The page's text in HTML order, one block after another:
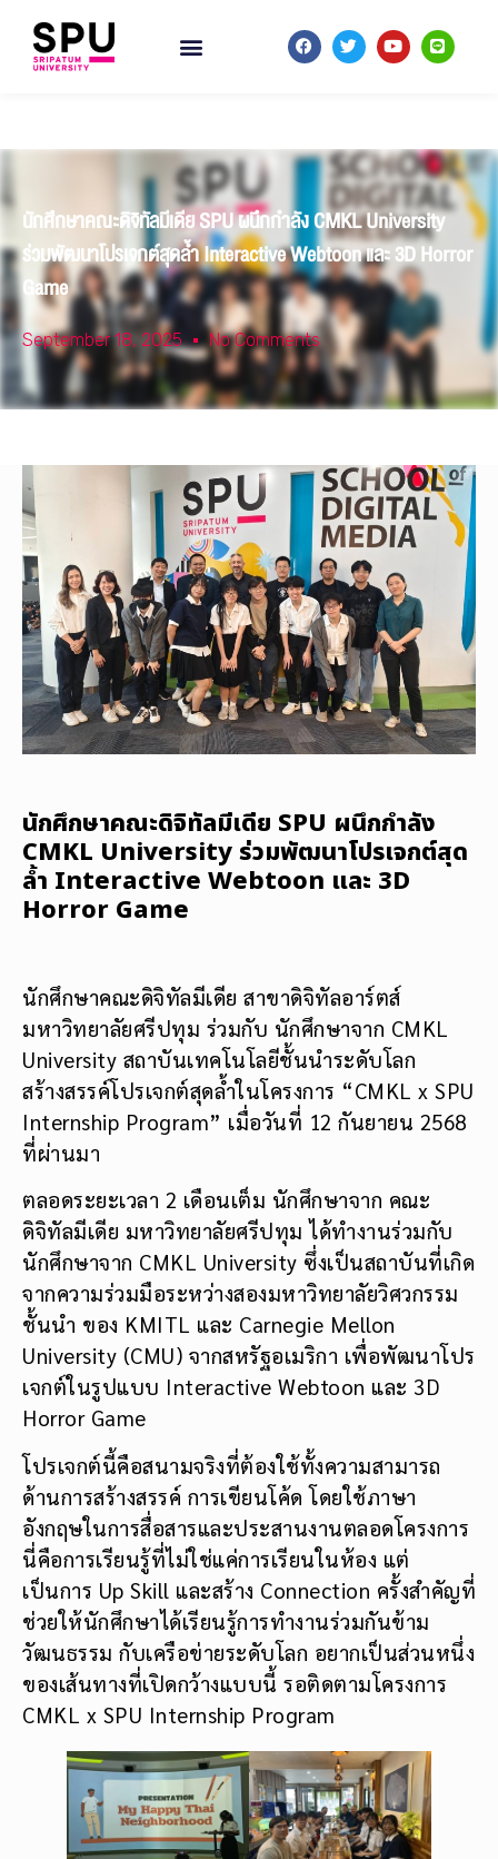
นักศึกษาคณะดิจิทัลมีเดีย SPU ผนึกกำลัง CMKL University
ร่วมพัฒนาโปรเจกต์สุดล้ำ Interactive Webtoon และ 3D Horror
Game
September 18, 2025 No Comments
นักศึกษาคณะดิจิทัลมีเดีย SPU ผนึกกำลัง
CMKL University ร่วมพัฒนาโปรเจกต์สุด
ล้ำ Interactive Webtoon และ 3D
Horror Game
นักศึกษาคณะดิจิทัลมีเดีย สาขาดิจิทัลอาร์ตส์
มหาวิทยาลัยศรีปทุม ร่วมกับ นักศึกษาจาก CMKL
University สถาบันเทคโนโลยีชั้นนำระดับโลก
สร้างสรรค์โปรเจกต์สุดล้ำในโครงการ “CMKL x SPU
Internship Program” เมื่อวันที่ 12 กันยายน 2568
ที่ผ่านมา
ตลอดระยะเวลา 2 เดือนเต็ม นักศึกษาจาก คณะ
ดิจิทัลมีเดีย มหาวิทยาลัยศรีปทุม ได้ทำงานร่วมกับ
นักศึกษาจาก CMKL University ซึ่งเป็นสถาบันที่เกิด
จากความร่วมมือระหว่างสองมหาวิทยาลัยวิศวกรรม
ชั้นนำ ของ KMITL และ Carnegie Mellon
University (CMU) จากสหรัฐอเมริกา เพื่อพัฒนาโปร
เจกต์ในรูปแบบ Interactive Webtoon และ 3D
Horror Game
โปรเจกต์นี้คือสนามจริงที่ต้องใช้ทั้งความสามารถ
ด้านการสร้างสรรค์ การเขียนโค้ด โดยใช้ภาษา
อังกฤษในการสื่อสารและประสานงานตลอดโครงการ
นี่คือการเรียนรู้ที่ไม่ใช่แค่การเรียนในห้อง แต่
เป็นการ Up Skill และสร้าง Connection ครั้งสำคัญที่
ช่วยให้นักศึกษาได้เรียนรู้การทำงานร่วมกันข้าม
วัฒนธรรม กับเครือข่ายระดับโลก อยากเป็นส่วนหนึ่ง
ของเส้นทางที่เปิดกว้างแบบนี้ รอติดตามโครงการ
CMKL x SPU Internship Program